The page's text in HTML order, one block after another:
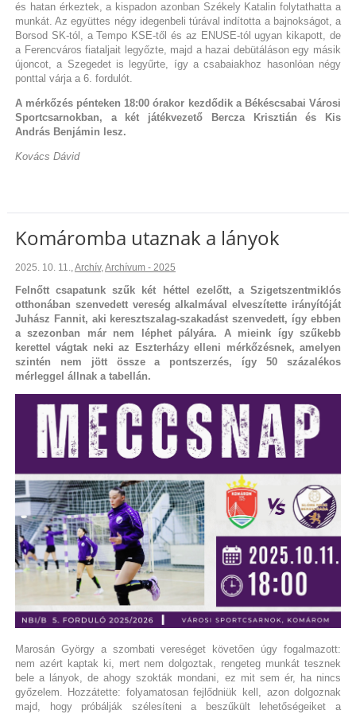
és hatan érkeztek, a kispadon azonban Székely Katalin folytathatta a
munkát. Az együttes négy idegenbeli túrával indította a bajnokságot, a
Borsod SK-tól, a Tempo KSE-től és az ENUSE-tól ugyan kikapott, de
a Ferencváros fiataljait legyőzte, majd a hazai debütáláson egy másik
újoncot, a Szegedet is legyűrte, így a csabaiakhoz hasonlóan négy
ponttal várja a 6. fordulót.
A mérkőzés pénteken 18:00 órakor kezdődik a Békéscsabai Városi
Sportcsarnokban, a két játékvezető Bercza Krisztián és Kis
András Benjámin lesz.
Kovács Dávid
Komáromba utaznak a lányok
2025. 10. 11.,Archív,Archívum - 2025
Felnőtt csapatunk szűk két héttel ezelőtt, a Szigetszentmiklós
otthonában szenvedett vereség alkalmával elveszítette irányítóját
Juhász Fannit, aki keresztszalag-szakadást szenvedett, így ebben
a szezonban már nem léphet pályára. A mieink így szűkebb
kerettel vágtak neki az Eszterházy elleni mérkőzésnek, amelyen
szintén nem jött össze a pontszerzés, így 50 százalékos
mérleggel állnak a tabellán.
Marosán György a szombati vereséget követően úgy fogalmazott:
nem azért kaptak ki, mert nem dolgoztak, rengeteg munkát tesznek
bele a lányok, de ahogy szokták mondani, ez mit sem ér, ha nincs
győzelem. Hozzátette: folyamatosan fejlődniük kell, azon dolgoznak
majd, hogy próbálják szélesíteni a beszűkült lehetőségeiket a